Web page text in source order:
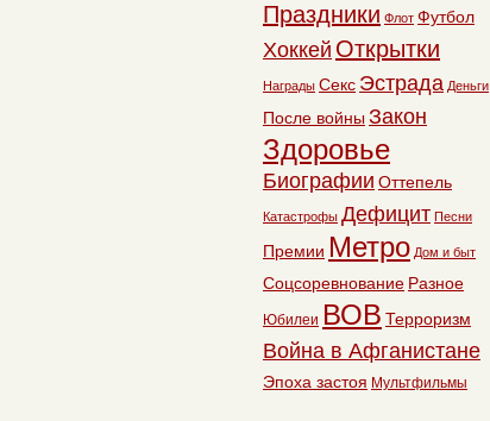
Праздники Флот Футбол
Хоккей Открытки
Награды Секс Эстрада Деньги
После войны Закон
Здоровье
Биографии Оттепель
Катастрофы Дефицит Песни
Премии Метро Дом и быт
Соцсоревнование Разное
Юбилеи ВОВ Терроризм
Война в Афганистане
Эпоха застоя Мультфильмы